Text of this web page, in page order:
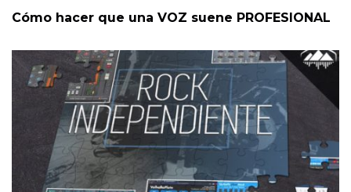
Cómo hacer que una VOZ suene PROFESIONAL